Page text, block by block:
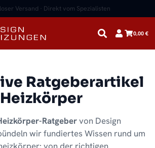
Versand · Direkt vom Spezialisten
0,00 €
Ratgeberartikel
Ratgebervon Design
wir fundiertes Wissen rund um